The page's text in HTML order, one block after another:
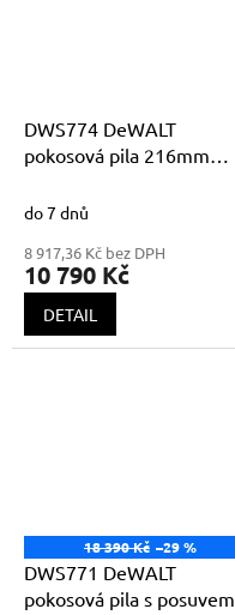
DWS774 DeWALT
pokosová pila 216mm
Shadow line
do 7 dnů
8 917,36 Kč bez DPH
10 790 Kč
DETAIL
18 390 Kč –29 %
DWS771 DeWALT
pokosová pila s posuvem,